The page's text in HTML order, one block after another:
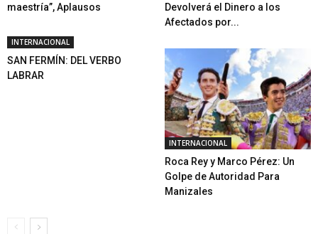
maestría”, Aplausos
Devolverá el Dinero a los
Afectados por...
INTERNACIONAL
SAN FERMÍN: DEL VERBO
LABRAR
INTERNACIONAL
Roca Rey y Marco Pérez: Un
Golpe de Autoridad Para
Manizales